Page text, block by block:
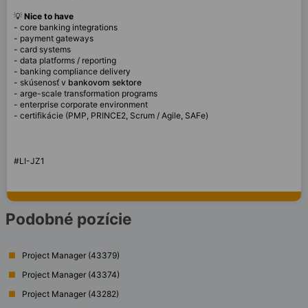
💡 Nice to have
- core banking integrations
- payment gateways
- card systems
- data platforms / reporting
- banking compliance delivery
- skúsenosť v bankovom sektore
- arge-scale transformation programs
- enterprise corporate environment
- certifikácie (PMP, PRINCE2, Scrum / Agile, SAFe)
#LI-JZ1
Podobné pozície
Project Manager (43379)
Project Manager (43374)
Project Manager (43282)